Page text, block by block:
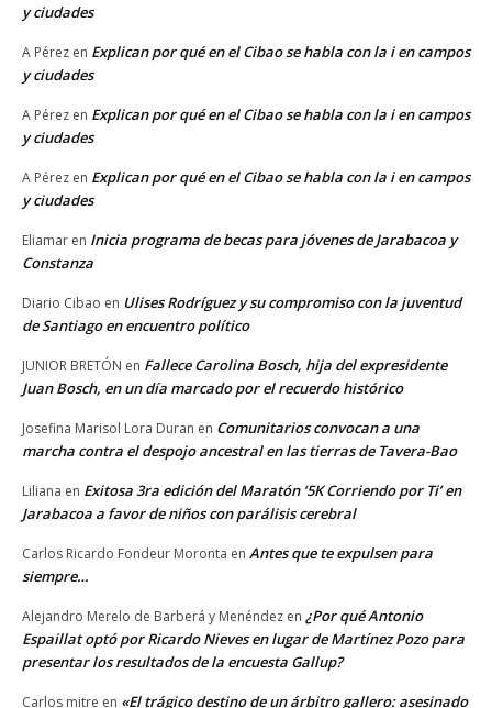
y ciudades
A Pérez en Explican por qué en el Cibao se habla con la i en campos
y ciudades
A Pérez en Explican por qué en el Cibao se habla con la i en campos
y ciudades
A Pérez en Explican por qué en el Cibao se habla con la i en campos
y ciudades
Eliamar en Inicia programa de becas para jóvenes de Jarabacoa y
Constanza
Diario Cibao en Ulises Rodríguez y su compromiso con la juventud
de Santiago en encuentro político
JUNIOR BRETÓN en Fallece Carolina Bosch, hija del expresidente
Juan Bosch, en un día marcado por el recuerdo histórico
Josefina Marisol Lora Duran en Comunitarios convocan a una
marcha contra el despojo ancestral en las tierras de Tavera-Bao
Liliana en Exitosa 3ra edición del Maratón ‘5K Corriendo por Ti’ en
Jarabacoa a favor de niños con parálisis cerebral
Carlos Ricardo Fondeur Moronta en Antes que te expulsen para
siempre…
Alejandro Merelo de Barberá y Menéndez en ¿Por qué Antonio
Espaillat optó por Ricardo Nieves en lugar de Martínez Pozo para
presentar los resultados de la encuesta Gallup?
Carlos mitre en «El trágico destino de un árbitro gallero: asesinado